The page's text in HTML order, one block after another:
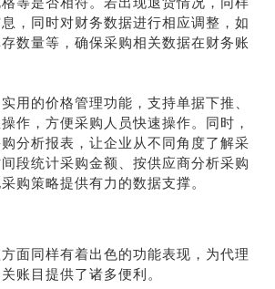
，同时对财务数据进行相应调整，如
数量等，确保采购相关数据在财务账
用的价格管理功能，支持单据下推、
作，方便采购人员快速操作。同时，
分析报表，让企业从不同角度了解采
段统计采购金额、按供应商分析采购
购策略提供有力的数据支撑。
面同样有着出色的功能表现，为代理
账目提供了诸多便利。